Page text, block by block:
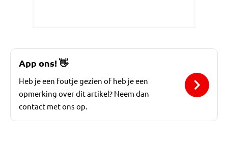
App ons!👋
Heb je een foutje gezien of heb je een
opmerking over dit artikel? Neem dan
contact met ons op.